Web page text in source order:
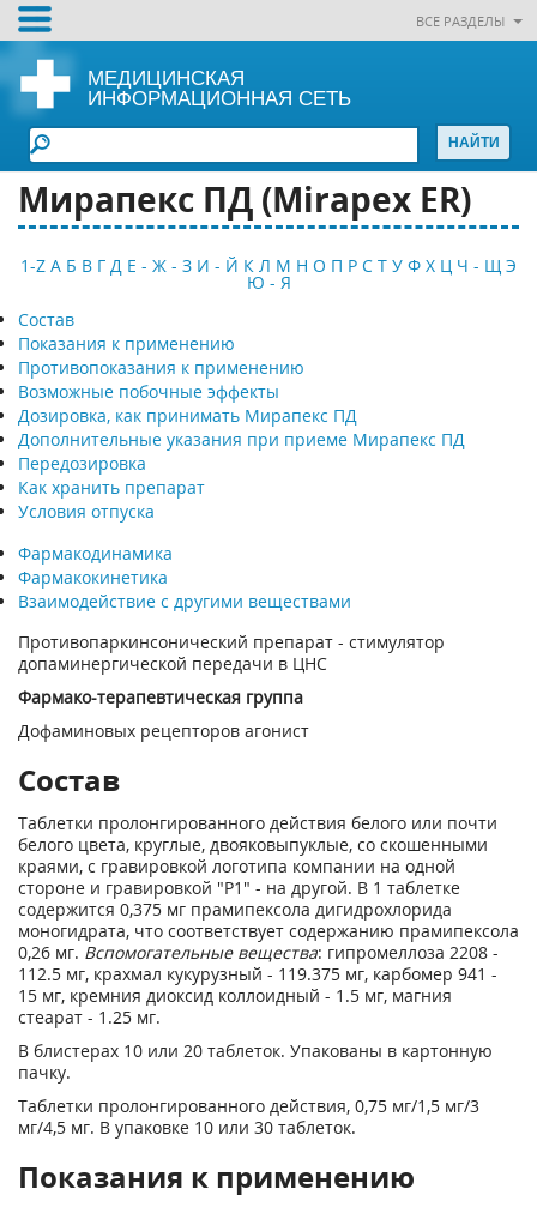
ВСЕ РАЗДЕЛЫ
МЕДИЦИНСКАЯ
ИНФОРМАЦИОННАЯ СЕТЬ
Мирапекс ПД (Mirapex ER)
1-Z А Б В Г Д Е - Ж - З И - Й К Л М Н О П Р С Т У Ф Х Ц Ч - Щ Э
Ю - Я
Состав
Показания к применению
Противопоказания к применению
Возможные побочные эффекты
Дозировка, как принимать Мирапекс ПД
Дополнительные указания при приеме Мирапекс ПД
Передозировка
Как хранить препарат
Условия отпуска
Фармакодинамика
Фармакокинетика
Взаимодействие с другими веществами
Противопаркинсонический препарат - стимулятор
допаминергической передачи в ЦНС
Фармако-терапевтическая группа
Дофаминовых рецепторов агонист
Состав
Таблетки пролонгированного действия белого или почти
белого цвета, круглые, двояковыпуклые, со скошенными
краями, с гравировкой логотипа компании на одной
стороне и гравировкой "Р1" - на другой. В 1 таблетке
содержится 0,375 мг прамипексола дигидрохлорида
моногидрата, что соответствует содержанию прамипексола
0,26 мг. Вспомогательные вещества: гипромеллоза 2208 -
112.5 мг, крахмал кукурузный - 119.375 мг, карбомер 941 -
15 мг, кремния диоксид коллоидный - 1.5 мг, магния
стеарат - 1.25 мг.
В блистерах 10 или 20 таблеток. Упакованы в картонную
пачку.
Таблетки пролонгированного действия, 0,75 мг/1,5 мг/3
мг/4,5 мг. В упаковке 10 или 30 таблеток.
Показания к применению